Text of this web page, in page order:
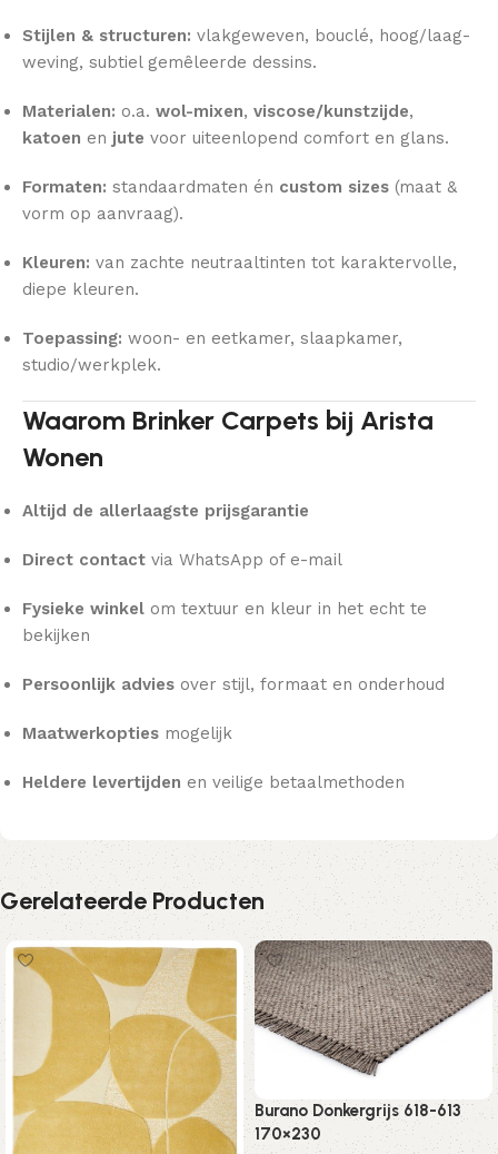
Stijlen & structuren: vlakgeweven, bouclé, hoog/laag-
weving, subtiel gemêleerde dessins.
Materialen: o.a. wol-mixen, viscose/kunstzijde,
katoen en jute voor uiteenlopend comfort en glans.
Formaten: standaardmaten én custom sizes (maat &
vorm op aanvraag).
Kleuren: van zachte neutraaltinten tot karaktervolle,
diepe kleuren.
Toepassing: woon- en eetkamer, slaapkamer,
studio/werkplek.
Waarom Brinker Carpets bij Arista
Wonen
Altijd de allerlaagste prijsgarantie
Direct contact via WhatsApp of e-mail
Fysieke winkel om textuur en kleur in het echt te
bekijken
Persoonlijk advies over stijl, formaat en onderhoud
Maatwerkopties mogelijk
Heldere levertijden en veilige betaalmethoden
Gerelateerde Producten
Burano Donkergrijs 618-613
170×230